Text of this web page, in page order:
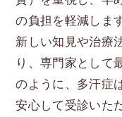
の負担を軽減しま
新しい知見や治療
り、専門家として
のように、多汗症
安心して受診いた